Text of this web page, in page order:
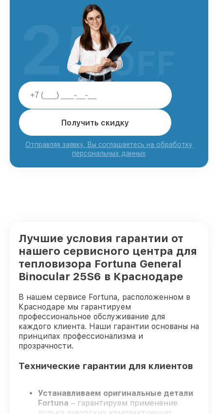
Получить скидку
Отправляя заявку, Вы соглашаетесь на обработку
персональных данных
25%
OFF
Лучшие условия гарантии от
нашего сервисного центра для
тепловизора Fortuna General
Binocular 25S6 в Краснодаре
В нашем сервисе Fortuna, расположенном в
Краснодаре мы гарантируем
профессиональное обслуживание для
каждого клиента. Наши гарантии основаны на
принципах профессионализма и
прозрачности.
Технические гарантии для клиентов
Устанавливаем оригинальные детали
Fortuna – гарантируем применение